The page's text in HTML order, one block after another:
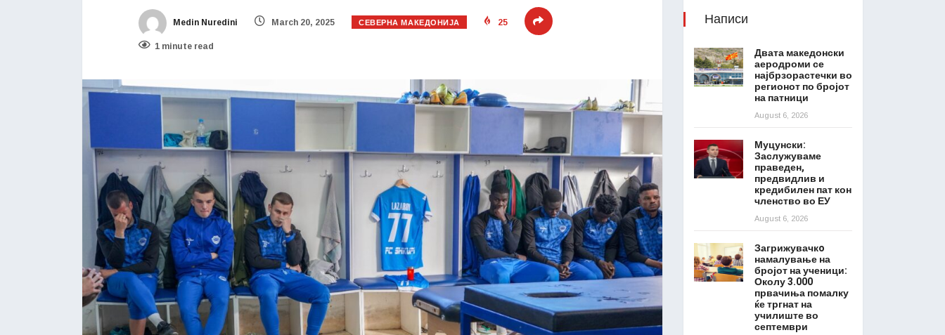
Medin Nuredini March 20, 2025 СЕВЕРНА МАКЕДОНИЈА 25
1 minute read
Написи
Двата македонски
аеродроми се
најбрзорастечки во
регионот по бројот
на патници
August 6, 2026
Муцунски:
Заслужуваме
праведен,
предвидлив и
кредибилен пат кон
членство во ЕУ
August 6, 2026
Загрижувачкo
намалување на
бројот на ученици:
Околу 3.000
првачиња помалку
ќе тргнат на
училиште во
септември